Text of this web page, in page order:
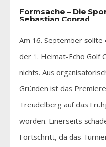
Formsache – Die
Sebastian Conrad
Am 16. September
der 1. Heimat-Echo Golf
nichts. Aus
Gründen ist das
Treudelberg auf das
worden. Einerseits
Fortschritt, da das